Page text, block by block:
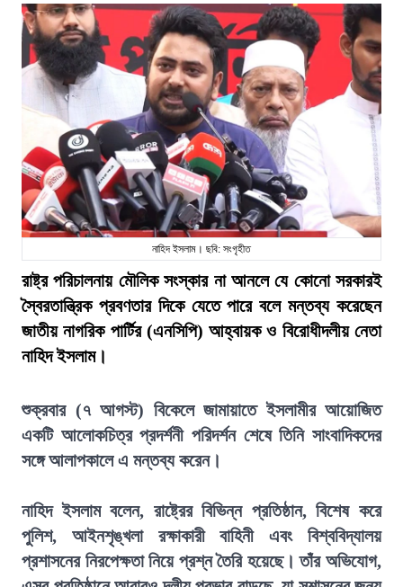
নাহিদ ইসলাম। ছবি: সংগৃহীত
রাষ্ট্র পরিচালনায় মৌলিক সংস্কার না আনলে যে কোনো সরকারই
স্বৈরতান্ত্রিক প্রবণতার দিকে যেতে পারে বলে মন্তব্য করেছেন
জাতীয় নাগরিক পার্টির (এনসিপি) আহ্বায়ক ও বিরোধীদলীয় নেতা
নাহিদ ইসলাম।
শুক্রবার (৭ আগস্ট) বিকেলে জামায়াতে ইসলামীর আয়োজিত
একটি আলোকচিত্র প্রদর্শনী পরিদর্শন শেষে তিনি সাংবাদিকদের
সঙ্গে আলাপকালে এ মন্তব্য করেন।
নাহিদ ইসলাম বলেন, রাষ্ট্রের বিভিন্ন প্রতিষ্ঠান, বিশেষ করে
পুলিশ, আইনশৃঙ্খলা রক্ষাকারী বাহিনী এবং বিশ্ববিদ্যালয়
প্রশাসনের নিরপেক্ষতা নিয়ে প্রশ্ন তৈরি হয়েছে। তাঁর অভিযোগ,